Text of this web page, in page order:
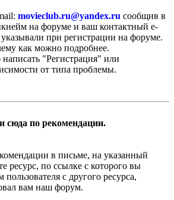
movieclub.ru@yandex.ru сообщив в
на форуме и ваш контактный e-
при регистрации на форуме.
как можно подробнее.
"Регистрация" или
от типа проблемы.
по рекомендации.
в письме, на указанный
ресурс, по ссылке с которого вы
с другого ресурса,
вам наш форум.